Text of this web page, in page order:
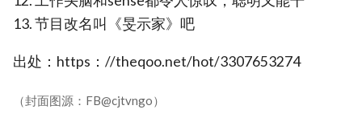
13. 节目改名叫《旻示家》吧
出处：https：//theqoo.net/hot/3307653274
（封面图源：FB@cjtvngo）